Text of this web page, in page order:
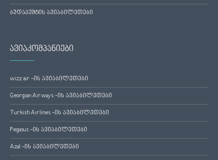
ბუდაპეშტის ავიაბილეთები
ავიაკომპანიები
wizz air -ის ავიაბილეთები
Georgian Airways -ის ავიაბილეთები
Turkish Airlines -ის ავიაბილეთები
Pegasus -ის ავიაბილეთები
Azal -ის ავიაბილეთები